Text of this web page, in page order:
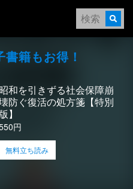
書籍もお得！
昭和を引きずる社会保障崩
防ぐ復活の処方箋【特別
版】
円
無料立ち読み